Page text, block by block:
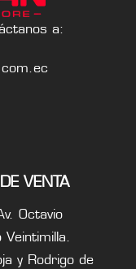
a:
VENTA
Octavio
y Rodrigo de